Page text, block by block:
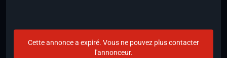
Cette annonce a expiré. Vous ne pouvez plus contacter
l'annonceur.